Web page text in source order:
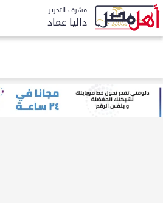
مشرف التحرير
داليا عماد